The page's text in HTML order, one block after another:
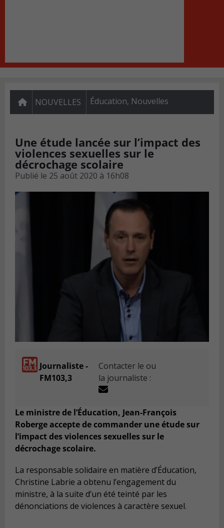
NOUVELLES Éducation, Nouvelles
Une étude lancée sur l’impact des
violences sexuelles sur le
décrochage scolaire
Publié le 25 août 2020 à 16h08
Journaliste -
FM103,3
Contacter le ou
la journaliste :
Le ministre de l’Éducation, Jean-François
Roberge accepte de commander une étude sur
l’impact des violences sexuelles sur le
décrochage scolaire.
La responsable solidaire en matière d’Éducation,
Christine Labrie a obtenu l’engagement du
ministre, à la suite d’un été teinté par les
dénonciations de violences à caractère sexuel.